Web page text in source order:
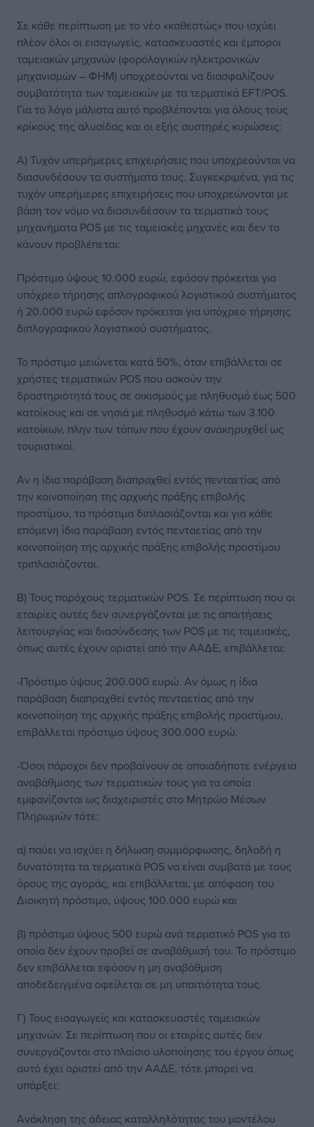
Σε κάθε περίπτωση με το νέο «καθεστώς» που ισχύει
πλέον όλοι οι εισαγωγείς, κατασκευαστές και έμποροι
ταμειακών μηχανών (φορολογικών ηλεκτρονικών
μηχανισμών – ΦΗΜ) υποχρεούνται να διασφαλίζουν
συμβατότητα των ταμειακών με τα τερματικά EFT/POS.
Για το λόγο μάλιστα αυτό προβλέπονται για όλους τους
κρίκους της αλυσίδας και οι εξής αυστηρές κυρώσεις:
Α) Τυχόν υπερήμερες επιχειρήσεις που υποχρεούνται να
διασυνδέσουν τα συστήματα τους. Συγκεκριμένα, για τις
τυχόν υπερήμερες επιχειρήσεις που υποχρεώνονται με
βάση τον νόμο να διασυνδέσουν τα τερματικά τους
μηχανήματα POS με τις ταμειακές μηχανές και δεν το
κάνουν προβλέπεται:
Πρόστιμο ύψους 10.000 ευρώ, εφόσον πρόκειται για
υπόχρεο τήρησης απλογραφικού λογιστικού συστήματος
ή 20.000 ευρώ εφόσον πρόκειται για υπόχρεο τήρησης
διπλογραφικού λογιστικού συστήματος.
Το πρόστιμο μειώνεται κατά 50%, όταν επιβάλλεται σε
χρήστες τερματικών POS που ασκούν την
δραστηριότητά τους σε οικισμούς με πληθυσμό έως 500
κατοίκους και σε νησιά με πληθυσμό κάτω των 3.100
κατοίκων, πλην των τόπων που έχουν ανακηρυχθεί ως
τουριστικοί.
Αν η ίδια παράβαση διαπραχθεί εντός πενταετίας από
την κοινοποίηση της αρχικής πράξης επιβολής
προστίμου, τα πρόστιμα διπλασιάζονται και για κάθε
επόμενη ίδια παράβαση εντός πενταετίας από την
κοινοποίηση της αρχικής πράξης επιβολής προστίμου
τριπλασιάζονται.
Β) Τους παρόχους τερματικών POS. Σε περίπτωση που οι
εταιρίες αυτές δεν συνεργάζονται με τις απαιτήσεις
λειτουργίας και διασύνδεσης των POS με τις ταμειακές,
όπως αυτές έχουν οριστεί από την ΑΑΔΕ, επιβάλλεται:
-Πρόστιμο ύψους 200.000 ευρώ. Αν όμως η ίδια
παράβαση διαπραχθεί εντός πενταετίας από την
κοινοποίηση της αρχικής πράξης επιβολής προστίμου,
επιβάλλεται πρόστιμο ύψους 300.000 ευρώ.
-Όσοι πάροχοι δεν προβαίνουν σε οποιαδήποτε ενέργεια
αναβάθμισης των τερματικών τους για τα οποία
εμφανίζονται ως διαχειριστές στο Μητρώο Μέσων
Πληρωμών τότε:
α) παύει να ισχύει η δήλωση συμμόρφωσης, δηλαδή η
δυνατότητα τα τερματικά POS να είναι συμβατά με τους
όρους της αγοράς, και επιβάλλεται, με απόφαση του
Διοικητή πρόστιμο, ύψους 100.000 ευρώ και
β) πρόστιμο ύψους 500 ευρώ ανά τερματικό POS για το
οποίο δεν έχουν προβεί σε αναβάθμισή του. Το πρόστιμο
δεν επιβάλλεται εφόσον η μη αναβάθμιση
αποδεδειγμένα οφείλεται σε μη υπαιτιότητα τους.
Γ) Τους εισαγωγείς και κατασκευαστές ταμειακών
μηχανών. Σε περίπτωση που οι εταιρίες αυτές δεν
συνεργάζονται στο πλαίσιο υλοποίησης του έργου όπως
αυτό έχει οριστεί από την ΑΑΔΕ, τότε μπορεί να
υπάρξει:
Ανάκληση της άδειας καταλληλότητας του μοντέλου